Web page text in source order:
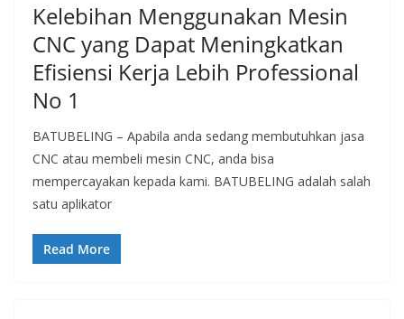
Kelebihan Menggunakan Mesin
CNC yang Dapat Meningkatkan
Efisiensi Kerja Lebih Professional
No 1
BATUBELING – Apabila anda sedang membutuhkan jasa
CNC atau membeli mesin CNC, anda bisa
mempercayakan kepada kami. BATUBELING adalah salah
satu aplikator
Read More